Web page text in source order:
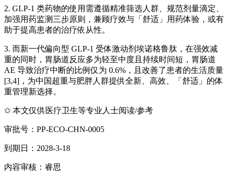
2. GLP-1 类药物的使用需遵循精准筛选人群、规范剂量滴定、
加强用药监测三步原则，兼顾疗效与「舒适」用药体验，或有
助于提高患者的治疗依从性。
3. 而新一代偏向型 GLP-1 受体激动剂埃诺格鲁肽，在强效减
重的同时，胃肠道反应多为轻至中度且持续时间短，胃肠道
AE 导致治疗中断的比例仅为 0.6%，且改善了患者的生活质量
[3,4]，为中国超重与肥胖人群提供全新、高效、「舒适」的体
重管理新选择。
✩ 本文仅供医疗卫生等专业人士阅读/参考
审批号：PP-ECO-CHN-0005
到期日：2028-3-18
内容审核：睿思